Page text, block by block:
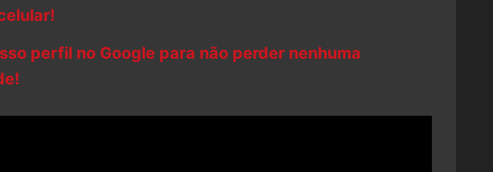
perfil no Google para não perder nenhuma